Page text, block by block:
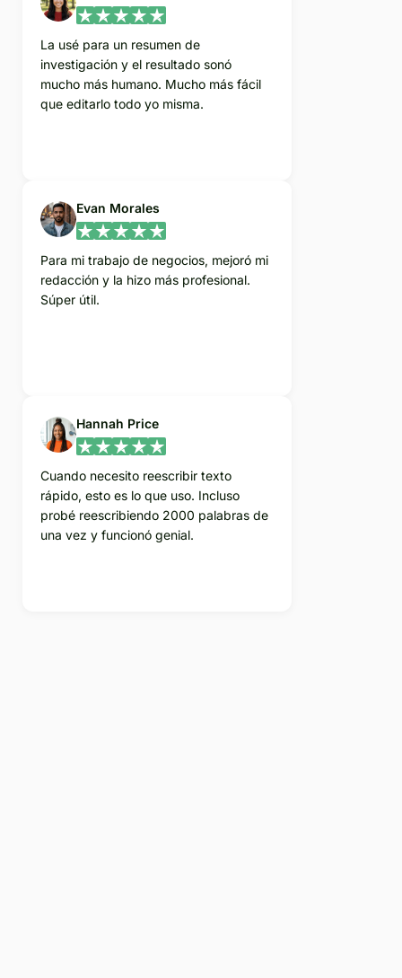
La usé para un resumen de
investigación y el resultado sonó
mucho más humano. Mucho más fácil
que editarlo todo yo misma.
Evan Morales
Para mi trabajo de negocios, mejoró mi
redacción y la hizo más profesional.
Súper útil.
Hannah Price
Cuando necesito reescribir texto
rápido, esto es lo que uso. Incluso
probé reescribiendo 2000 palabras de
una vez y funcionó genial.